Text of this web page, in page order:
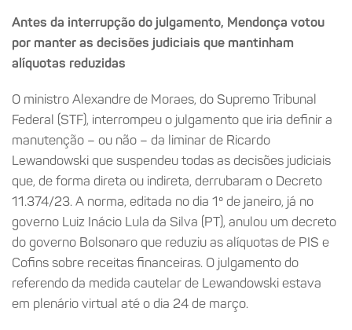
Antes da interrupção do julgamento, Mendonça votou
por manter as decisões judiciais que mantinham
alíquotas reduzidas
O ministro Alexandre de Moraes, do Supremo Tribunal
Federal (STF), interrompeu o julgamento que iria definir a
manutenção – ou não – da liminar de Ricardo
Lewandowski que suspendeu todas as decisões judiciais
que, de forma direta ou indireta, derrubaram o Decreto
11.374/23. A norma, editada no dia 1º de janeiro, já no
governo Luiz Inácio Lula da Silva (PT), anulou um decreto
do governo Bolsonaro que reduziu as alíquotas de PIS e
Cofins sobre receitas financeiras. O julgamento do
referendo da medida cautelar de Lewandowski estava
em plenário virtual até o dia 24 de março.